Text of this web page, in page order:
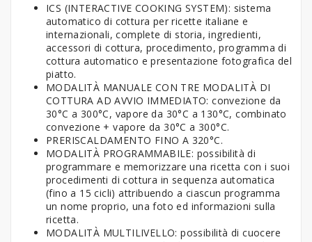
ICS (INTERACTIVE COOKING SYSTEM): sistema
automatico di cottura per ricette italiane e
internazionali, complete di storia, ingredienti,
accessori di cottura, procedimento, programma di
cottura automatico e presentazione fotografica del
piatto.
MODALITÀ MANUALE CON TRE MODALITÀ DI
COTTURA AD AVVIO IMMEDIATO: convezione da
30°C a 300°C, vapore da 30°C a 130°C, combinato
convezione + vapore da 30°C a 300°C.
PRERISCALDAMENTO FINO A 320°C.
MODALITÀ PROGRAMMABILE: possibilità di
programmare e memorizzare una ricetta con i suoi
procedimenti di cottura in sequenza automatica
(fino a 15 cicli) attribuendo a ciascun programma
un nome proprio, una foto ed informazioni sulla
ricetta.
MODALITÀ MULTILIVELLO: possibilità di cuocere